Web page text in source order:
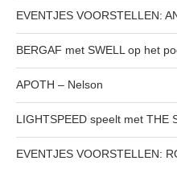
EVENTJES VOORSTELLEN:
BERGAF met SWELL op het
APOTH – Nelson
LIGHTSPEED speelt met THE
EVENTJES VOORSTELLEN: